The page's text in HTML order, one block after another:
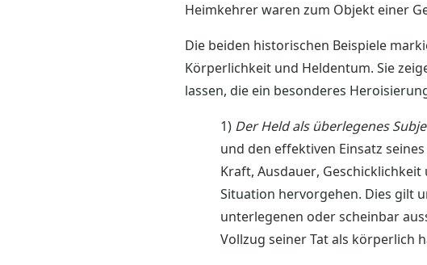
Heimkehrer waren zum Objekt einer
Die beiden historischen Beispiele
Körperlichkeit und Heldentum. Sie
lassen, die ein besonderes
1) Der Held als überlegenes
und den effektiven Einsatz
Kraft, Ausdauer,
Situation hervorgehen. Dies gilt
unterlegenen oder scheinbar
Vollzug seiner Tat als körperlich